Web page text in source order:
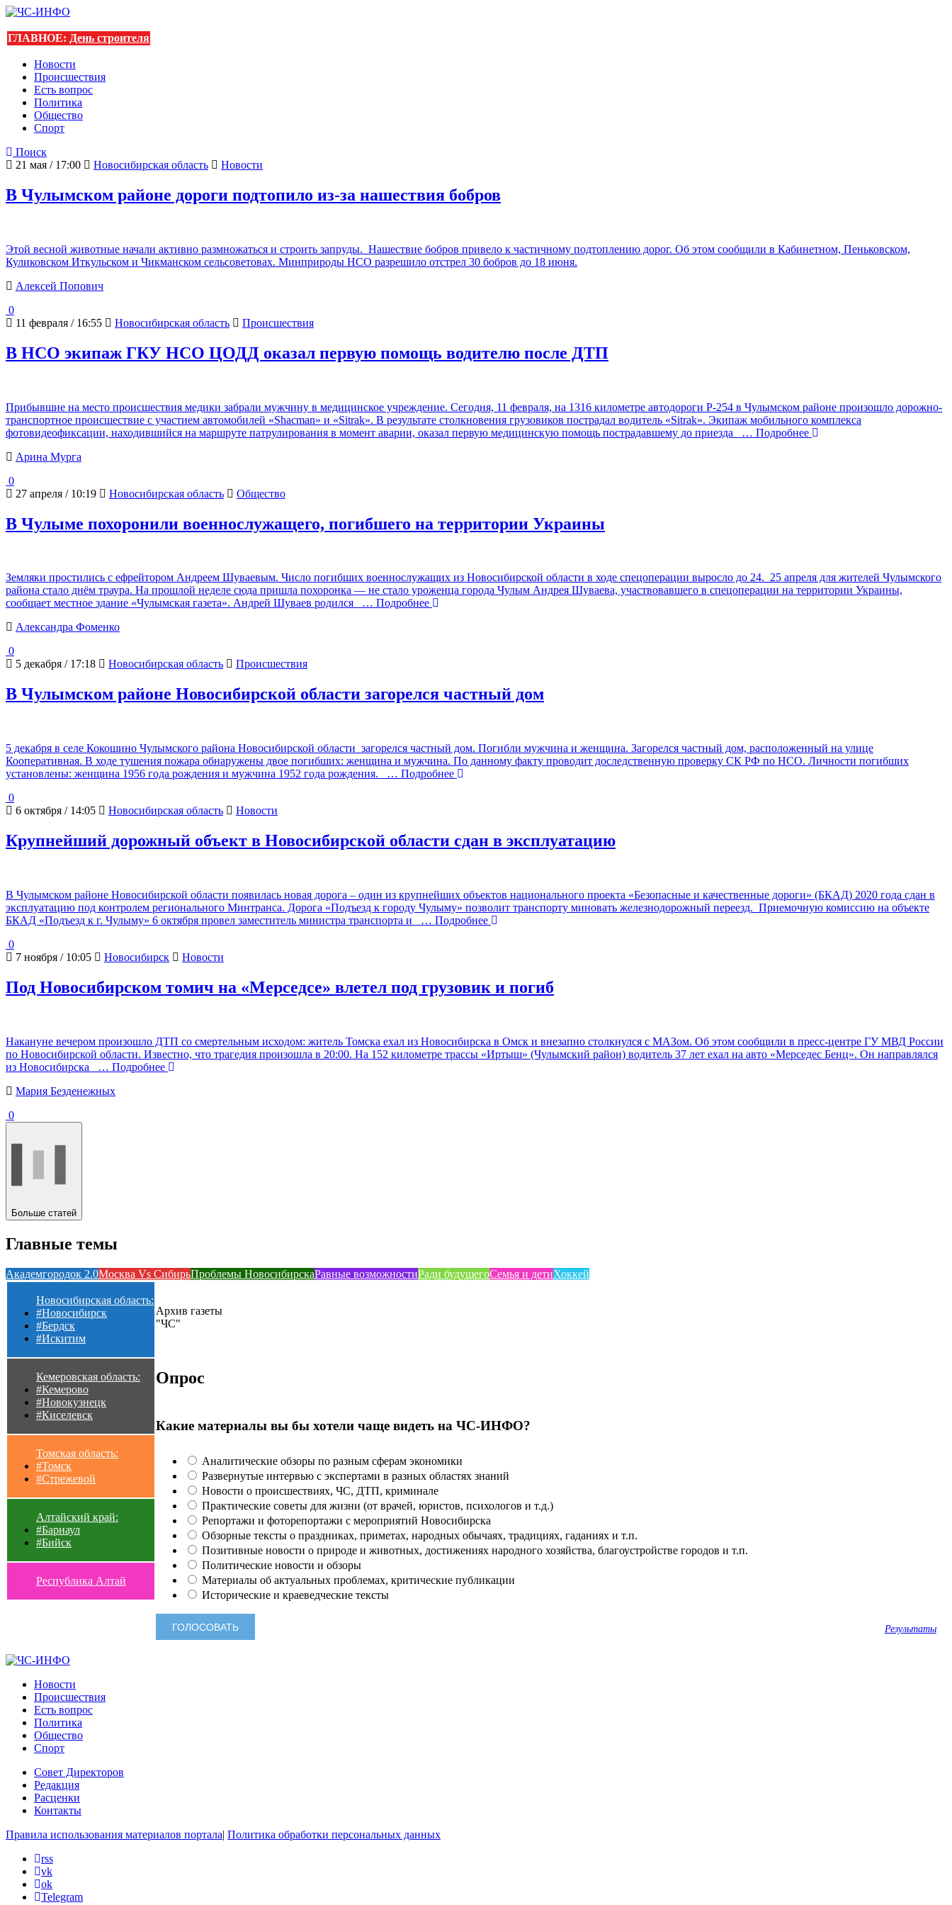
ГЛАВНОЕ: День строителя
Новости
Происшествия
Есть вопрос
Политика
Общество
Спорт
Поиск
21 мая / 17:00
Новосибирская область Новости
В Чулымском районе дороги подтопило из-за нашествия бобров
Этой весной животные начали активно размножаться и строить запруды. Нашествие бобров привело к частичному подтоплению дорог. Об этом сообщили в Кабинетном, Пеньковском,
Куликовском Иткульском и Чикманском сельсоветовах. Минприроды НСО разрешило отстрел 30 бобров до 18 июня.
Алексей Попович
0
11 февраля / 16:55
Новосибирская область Происшествия
В НСО экипаж ГКУ НСО ЦОДД оказал первую помощь водителю после ДТП
Прибывшие на место происшествия медики забрали мужчину в медицинское учреждение. Сегодня, 11 февраля, на 1316 километре автодороги Р-254 в Чулымском районе произошло дорожно-
транспортное происшествие с участием автомобилей «Shacman» и «Sitrak». В результате столкновения грузовиков пострадал водитель «Sitrak». Экипаж мобильного комплекса
фотовидеофиксации, находившийся на маршруте патрулирования в момент аварии, оказал первую медицинскую помощь пострадавшему до приезда
… Подробнее
Арина Мурга
0
27 апреля / 10:19
Новосибирская область Общество
В Чулыме похоронили военнослужащего, погибшего на территории Украины
Земляки простились с ефрейтором Андреем Шуваевым. Число погибших военнослужащих из Новосибирской области в ходе спецоперации выросло до 24. 25 апреля для жителей Чулымского
района стало днём траура. На прошлой неделе сюда пришла похоронка — не стало уроженца города Чулым Андрея Шуваева, участвовавшего в спецоперации на территории Украины,
сообщает местное здание «Чулымская газета». Андрей Шуваев родился
… Подробнее
Александра Фоменко
0
5 декабря / 17:18
Новосибирская область Происшествия
В Чулымском районе Новосибирской области загорелся частный дом
5 декабря в селе Кокошино Чулымского района Новосибирской области загорелся частный дом. Погибли мужчина и женщина. Загорелся частный дом, расположенный на улице
Кооперативная. В ходе тушения пожара обнаружены двое погибших: женщина и мужчина. По данному факту проводит доследственную проверку СК РФ по НСО. Личности погибших
установлены: женщина 1956 года рождения и мужчина 1952 года рождения.
… Подробнее
0
6 октября / 14:05
Новосибирская область Новости
Крупнейший дорожный объект в Новосибирской области сдан в эксплуатацию
В Чулымском районе Новосибирской области появилась новая дорога – один из крупнейших объектов национального проекта «Безопасные и качественные дороги» (БКАД) 2020 года сдан в
эксплуатацию под контролем регионального Минтранса. Дорога «Подъезд к городу Чулыму» позволит транспорту миновать железнодорожный переезд. Приемочную комиссию на объекте
БКАД «Подъезд к г. Чулыму» 6 октября провел заместитель министра транспорта и
… Подробнее
0
7 ноября / 10:05
Новосибирск Новости
Под Новосибирском томич на «Мерседсе» влетел под грузовик и погиб
Накануне вечером произошло ДТП со смертельным исходом: житель Томска ехал из Новосибирска в Омск и внезапно столкнулся с МАЗом. Об этом сообщили в пресс-центре ГУ МВД России
по Новосибирской области. Известно, что трагедия произошла в 20:00. На 152 километре трассы «Иртыш» (Чулымский район) водитель 37 лет ехал на авто «Мерседес Бенц». Он направлялся
из Новосибирска
… Подробнее
Мария Безденежных
0
Больше статей
Главные темы
Академгородок 2.0Москва Vs СибирьПроблемы НовосибирскаРавные возможностиРади будущегоСемья и детиХоккей
Новосибирская область:
#Новосибирск
#Бердск
#Искитим
Кемеровская область:
#Кемерово
#Новокузнецк
#Киселевск
Томская область:
#Томск
#Стрежевой
Алтайский край:
#Барнаул
#Бийск
Республика Алтай
Архив газеты
"ЧС"
Опрос
Какие материалы вы бы хотели чаще видеть на ЧС-ИНФО?
Аналитические обзоры по разным сферам экономики
Развернутые интервью с экспертами в разных областях знаний
Новости о происшествиях, ЧС, ДТП, криминале
Практические советы для жизни (от врачей, юристов, психологов и т.д.)
Репортажи и фоторепортажи с мероприятий Новосибирска
Обзорные тексты о праздниках, приметах, народных обычаях, традициях, гаданиях и т.п.
Позитивные новости о природе и животных, достижениях народного хозяйства, благоустройстве городов и т.п.
Политические новости и обзоры
Материалы об актуальных проблемах, критические публикации
Исторические и краеведческие тексты
Результаты
Новости
Происшествия
Есть вопрос
Политика
Общество
Спорт
Совет Директоров
Редакция
Расценки
Контакты
Правила использования материалов портала| Политика обработки персональных данных
rss
vk
ok
Telegram